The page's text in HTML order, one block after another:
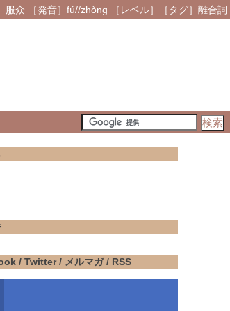
服众 ［発音］fú//zhòng ［レベル］［タグ］離合詞
/ Twitter / メルマガ / RSS